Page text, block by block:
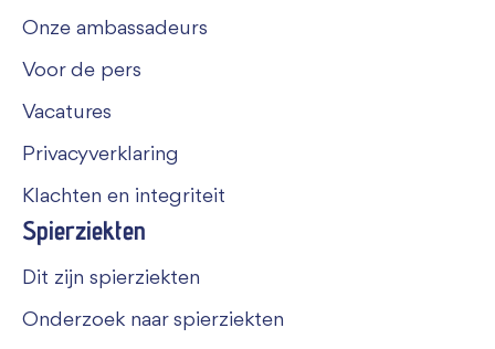
Onze ambassadeurs
Voor de pers
Vacatures
Privacyverklaring
Klachten en integriteit
Spierziekten
Dit zijn spierziekten
Onderzoek naar spierziekten